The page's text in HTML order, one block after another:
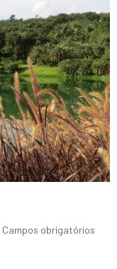
Campos obrigatórios